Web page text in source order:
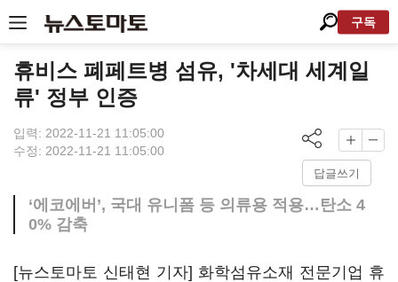
구독
휴비스 폐페트병 섬유, '차세대 세계일
류' 정부 인증
입력: 2022-11-21 11:05:00
수정: 2022-11-21 11:05:00
답글쓰기
‘에코에버’, 국대 유니폼 등 의류용 적용…탄소 4
0% 감축
[뉴스토마토 신태현 기자] 화학섬유소재 전문기업 휴